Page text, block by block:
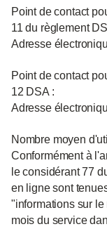
Point de contact
11 du règlement
Adresse
Point de contact
12 DSA :
Adresse
Nombre moyen
Conformément à
le considérant 77
en ligne sont
"informations sur
mois du service